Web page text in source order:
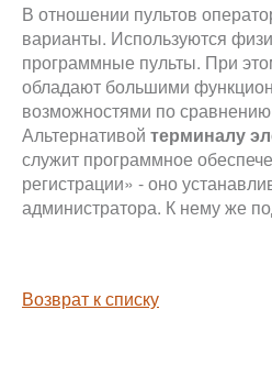
В отношении пультов
варианты. Используются
программные пульты. При
обладают большими
возможностями по
Альтернативой терминалу
служит программное
регистрации» - оно
администратора. К нему же
Возврат к списку